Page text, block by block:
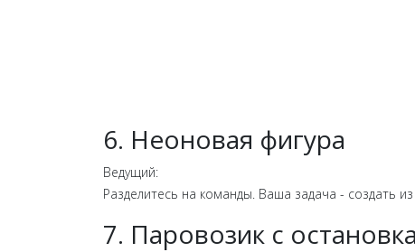
6. Неоновая фигура
Ведущий:
Разделитесь на команды. Ваша задача - создать
7. Паровозик с